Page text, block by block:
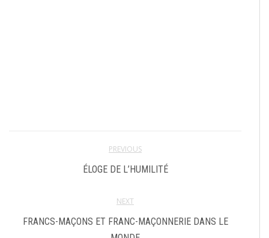
PREVIOUS
ÉLOGE DE L’HUMILITÉ
NEXT
FRANCS-MAÇONS ET FRANC-MAÇONNERIE DANS LE